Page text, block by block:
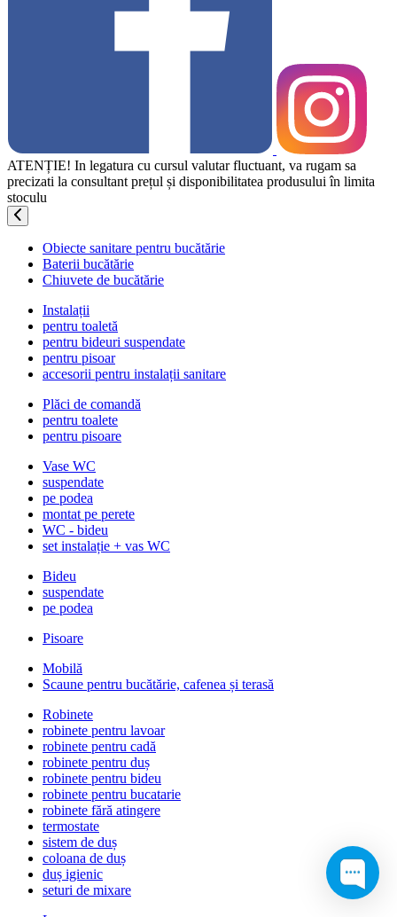
ATENȚIE! In legatura cu cursul valutar fluctuant, va rugam sa
precizati la consultant prețul și disponibilitatea produsului în limita
stoculu
Obiecte sanitare pentru bucătărie
Baterii bucătărie
Chiuvete de bucătărie
Instalații
pentru toaletă
pentru bideuri suspendate
pentru pisoar
accesorii pentru instalații sanitare
Plăci de comandă
pentru toalete
pentru pisoare
Vase WC
suspendate
pe podea
montat pe perete
WC - bideu
set instalație + vas WC
Bideu
suspendate
pe podea
Pisoare
Mobilă
Scaune pentru bucătărie, cafenea și terasă
Robinete
robinete pentru lavoar
robinete pentru cadă
robinete pentru duș
robinete pentru bideu
robinete pentru bucatarie
robinete fără atingere
termostate
sistem de duș
coloana de duș
duș igienic
seturi de mixare